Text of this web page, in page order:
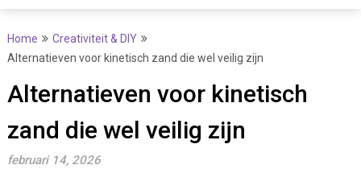
Home
Creativiteit & DIY
Alternatieven voor kinetisch zand die wel veilig zijn
Alternatieven voor kinetisch
zand die wel veilig zijn
februari 14, 2026